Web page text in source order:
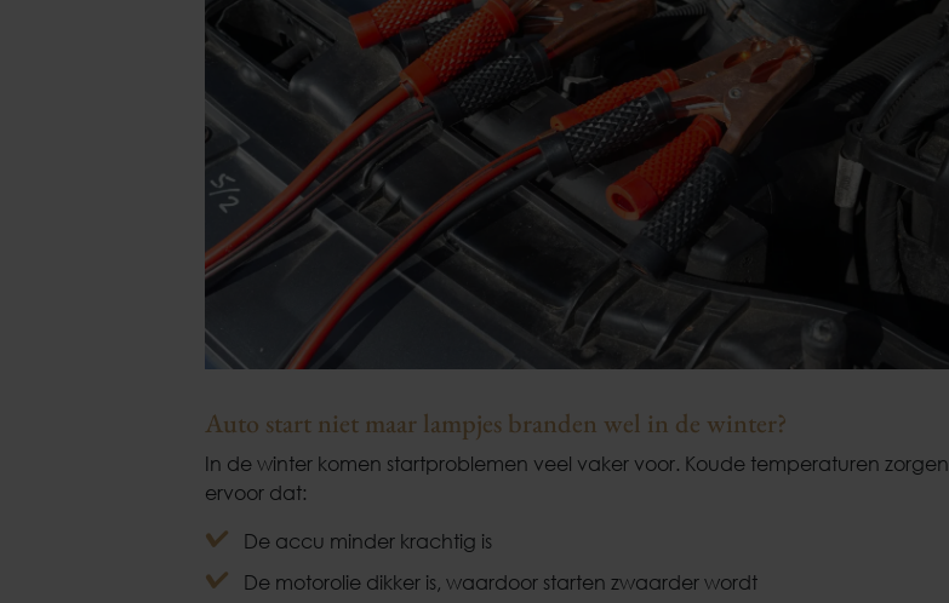
Auto start niet maar lampjes branden wel in de winter?
In de winter komen startproblemen veel vaker voor. Koude temperaturen zorgen
ervoor dat:
De accu minder krachtig is
De motorolie dikker is, waardoor starten zwaarder wordt